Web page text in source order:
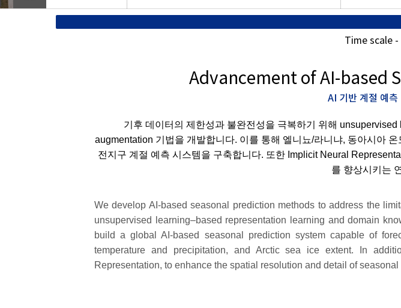
Time scale -
Advancement of AI-based
AI 기반 계절 예
기후 데이터의 제한성과 불완전성을 극복하기 위해
augmentation 기법을 개발합니다. 이를 통해 엘니뇨/라니냐, 동아시아
전지구 계절 예측 시스템을 구축합니다. 또한 Implicit Neural
를 향상시키는
We develop AI-based seasonal prediction methods to address the
unsupervised learning–based representation learning and domain
build a global AI-based seasonal prediction system capable of
temperature and precipitation, and Arctic sea ice extent. In
Representation, to enhance the spatial resolution and detail of